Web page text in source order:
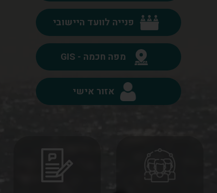
פנייה לוועד היישובי
מפה חכמה - GIS
אזור אישי